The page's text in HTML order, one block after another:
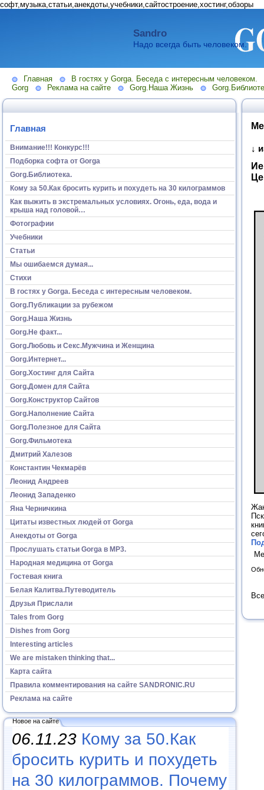
софт,музыка,статьи,анекдоты,учебники,сайтостроение,хостинг,обзоры
Sandro
Надо всегда быть человеком.
Главная
В гостях у Gorga. Беседа с интересным человеком.
Gorg
Реклама на сайте Gorg.Наша Жизнь
Главная
Внимание!!! Конкурс!!!
Подборка софта от Gorga
Gorg.Библиотека.
Кому за 50.Как бросить курить и похудеть на 30 килограммов
Как выжить в экстремальных условиях. Огонь, еда, вода и
крыша над головой…
Фотографии
Учебники
Статьи
Мы ошибаемся думая...
Стихи
В гостях у Gorga. Беседа с интересным человеком.
Gorg.Публикации за рубежом
Gorg.Наша Жизнь
Gorg.Не факт...
Gorg.Любовь и Секс.Мужчина и Женщина
Gorg.Интернет...
Gorg.Хостинг для Сайта
Gorg.Домен для Сайта
Gorg.Конструктор Сайтов
Gorg.Наполнение Сайта
Gorg.Полезное для Сайта
Gorg.Фильмотека
Дмитрий Халезов
Константин Чекмарёв
Леонид Андреев
Леонид Западенко
Яна Черничкина
Цитаты известных людей от Gorga
Анекдоты от Gorga
Прослушать статьи Gorga в МР3.
Народная медицина от Gorga
Гостевая книга
Белая Калитва.Путеводитель
Друзья Прислали
Tales from Gorg
Dishes from Gorg
Interesting articles
We are mistaken thinking that...
Карта сайта
Правила комментирования на сайте SANDRONIC.RU
Реклама на сайте
Новое на сайте
06.11.23 Кому за 50.Как
бросить курить и похудеть
на 30 килограммов. Почему
↓